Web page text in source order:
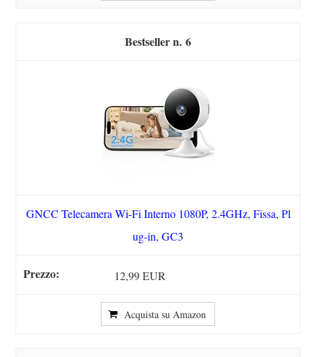
6
GNCC Telecamera Wi-Fi Interno 1080P, 2.4GHz, Fissa, Pl
ug-in, GC3
12,99 EUR
Acquista su Amazon